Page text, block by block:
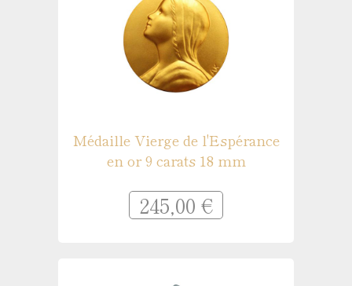
Médaille Vierge de l'Espérance
en or 9 carats 18 mm
245,00 €